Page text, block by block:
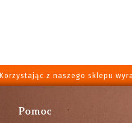
Korzystając z naszego sklepu
Pomoc